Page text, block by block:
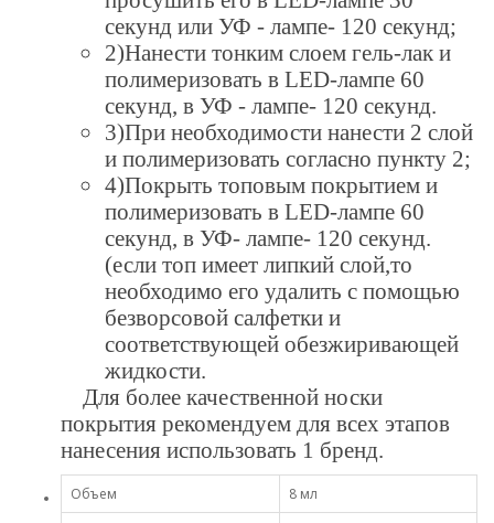
секунд или УФ - лампе- 120 секунд;
2)Нанести тонким слоем гель-лак и
полимеризовать в LED-лампе 60
секунд, в УФ - лампе- 120 секунд.
3)При необходимости нанести 2 слой
и полимеризовать согласно пункту 2;
4)Покрыть топовым покрытием и
полимеризовать в LED-лампе 60
секунд, в УФ- лампе- 120 секунд.
(если топ имеет липкий слой,то
необходимо его удалить с помощью
безворсовой салфетки и
соответствующей обезжиривающей
жидкости.
Для более качественной носки
покрытия рекомендуем для всех этапов
нанесения использовать 1 бренд.
Объем
8 мл